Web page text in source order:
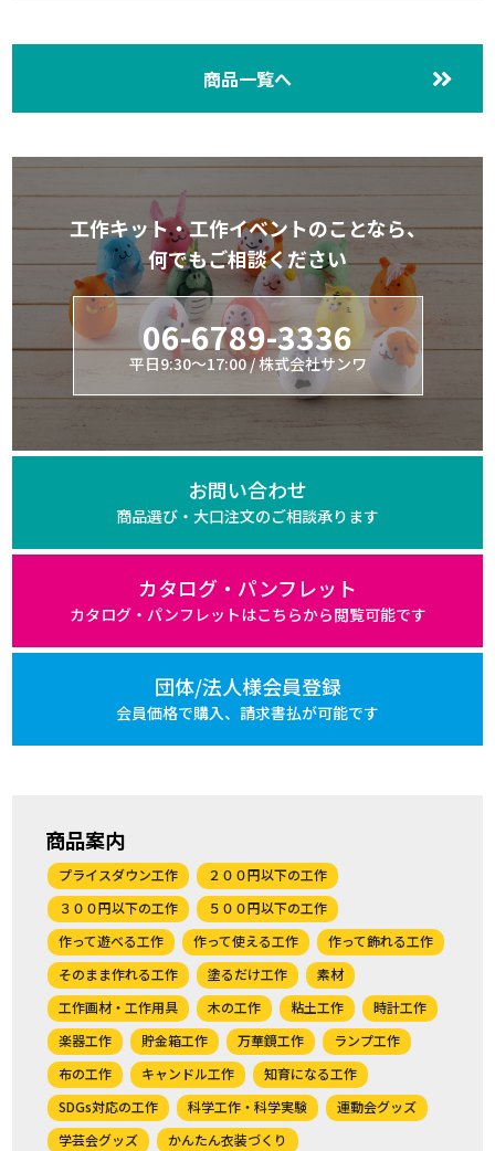
商品一覧へ
工作キット・工作イベントのことなら、
何でもご相談ください
06-6789-3336
平日9:30～17:00 / 株式会社サンワ
お問い合わせ
商品選び・大口注文のご相談承ります
カタログ・パンフレット
カタログ・パンフレットはこちらから閲覧可能です
団体/法人様会員登録
会員価格で購入、 請求書払が可能です
商品案内
プライスダウン工作
２００円以下の工作
３００円以下の工作
５００円以下の工作
作って遊べる工作
作って使える工作
作って飾れる工作
そのまま作れる工作
塗るだけ工作
素材
工作画材・工作用具
木の工作 粘土工作
時計工作
楽器工作
貯金箱工作 万華鏡工作
ランプ工作
布の工作
キャンドル工作
知育になる工作
SDGs対応の工作
科学工作・科学実験
運動会グッズ
学芸会グッズ
かんたん衣装づくり